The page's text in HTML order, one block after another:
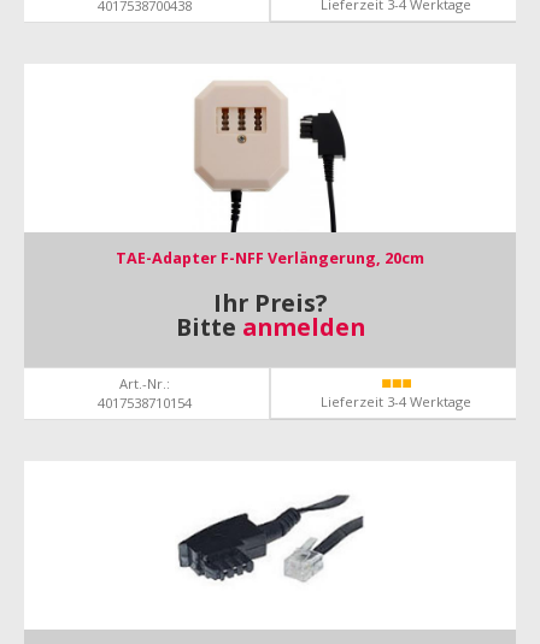
4017538700438 Lieferzeit 3-4 Werktage
TAE-Adapter F-NFF Verlängerung, 20cm
Ihr Preis?
Bitte anmelden
Art.-Nr.:
4017538710154
Lieferzeit 3-4 Werktage